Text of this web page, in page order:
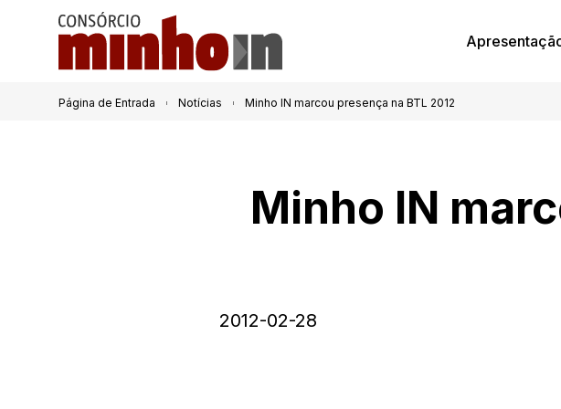
Página de Entrada Notícias Minho IN marcou presença na BTL 2012
Minho IN
2012-02-28